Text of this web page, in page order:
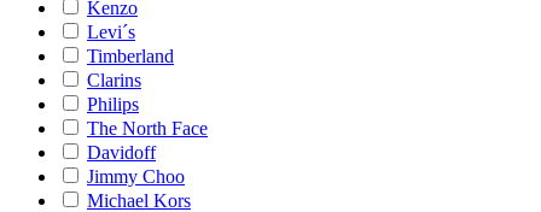
Kenzo
Levi´s
Timberland
Clarins
Philips
The North Face
Davidoff
Jimmy Choo
Michael Kors